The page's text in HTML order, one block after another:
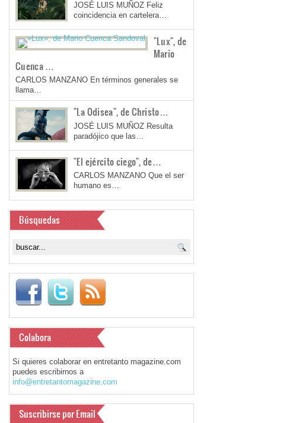
JOSÉ LUIS MUÑOZ Feliz
coincidencia en cartelera…
"Lux", de
Mario
Cuenca …
CARLOS MANZANO En términos generales se
llama…
"La Odisea", de Christo…
JOSÉ LUIS MUÑOZ Resulta
paradójico que las…
"El ejército ciego", de…
CARLOS MANZANO Que el ser
humano es…
Búsquedas
Colabora
Si quieres colaborar en entretanto magazine.com
puedes escribirnos a
info@entretantomagazine.com
Suscribirse por Email